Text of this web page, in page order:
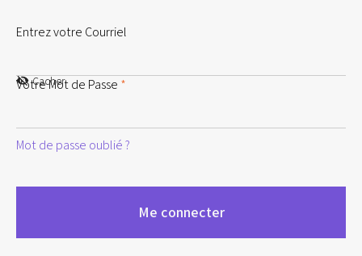
Entrez votre Courriel
Votre Mot de Passe *
Cacher
Mot de passe oublié ?